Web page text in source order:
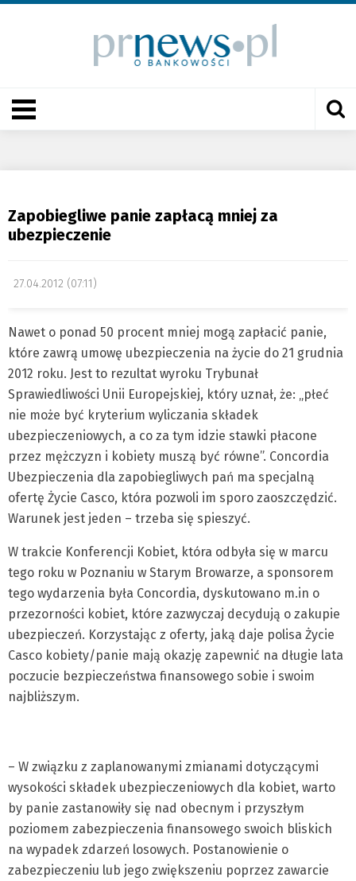
Zapobiegliwe panie zapłacą mniej za
ubezpieczenie
27.04.2012 (07:11)
Nawet o ponad 50 procent mniej mogą zapłacić panie,
które zawrą umowę ubezpieczenia na życie do 21 grudnia
2012 roku. Jest to rezultat wyroku Trybunał
Sprawiedliwości Unii Europejskiej, który uznał, że: „płeć
nie może być kryterium wyliczania składek
ubezpieczeniowych, a co za tym idzie stawki płacone
przez mężczyzn i kobiety muszą być równe”. Concordia
Ubezpieczenia dla zapobiegliwych pań ma specjalną
ofertę Życie Casco, która pozwoli im sporo zaoszczędzić.
Warunek jest jeden – trzeba się spieszyć.
W trakcie Konferencji Kobiet, która odbyła się w marcu
tego roku w Poznaniu w Starym Browarze, a sponsorem
tego wydarzenia była Concordia, dyskutowano m.in o
przezorności kobiet, które zazwyczaj decydują o zakupie
ubezpieczeń. Korzystając z oferty, jaką daje polisa Życie
Casco kobiety/panie mają okazję zapewnić na długie lata
poczucie bezpieczeństwa finansowego sobie i swoim
najbliższym.
– W związku z zaplanowanymi zmianami dotyczącymi
wysokości składek ubezpieczeniowych dla kobiet, warto
by panie zastanowiły się nad obecnym i przyszłym
poziomem zabezpieczenia finansowego swoich bliskich
na wypadek zdarzeń losowych. Postanowienie o
zabezpieczeniu lub jego zwiększeniu poprzez zawarcie